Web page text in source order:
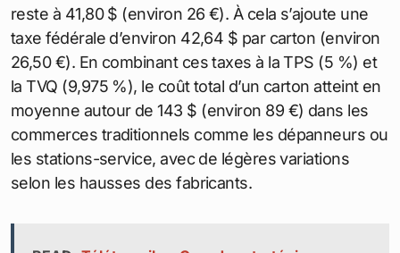
reste à 41,80 $ (environ 26 €). À cela s’ajoute une
taxe fédérale d’environ 42,64 $ par carton (environ
26,50 €). En combinant ces taxes à la TPS (5 %) et
la TVQ (9,975 %), le coût total d’un carton atteint en
moyenne autour de 143 $ (environ 89 €) dans les
commerces traditionnels comme les dépanneurs ou
les stations-service, avec de légères variations
selon les hausses des fabricants.